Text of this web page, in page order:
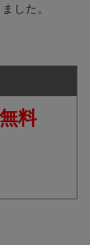
した。
料